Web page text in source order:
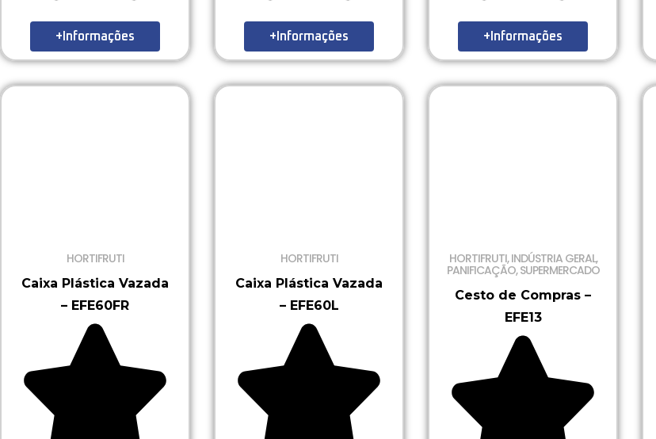
+Informações +Informações +Informações
HORTIFRUTI
Caixa Plástica Vazada
– EFE60FR
HORTIFRUTI
Caixa Plástica Vazada
– EFE60L
HORTIFRUTI,INDÚSTRIA GERAL,
PANIFICAÇÃO,SUPERMERCADO
Cesto de Compras –
EFE13